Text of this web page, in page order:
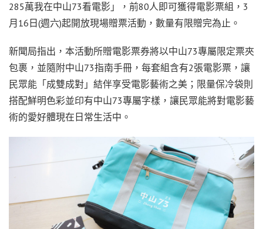
285萬我在中山73看電影」，前80人即可獲得電影票組，3
月16日(週六)起開放現場贈票活動，數量有限贈完為止。
新聞局指出，本活動所贈電影票券將以中山73專屬限定票夾
包裹，並隨附中山73指南手冊，每套組含有2張電影票，讓
民眾能「成雙成對」結伴享受電影藝術之美；限量保冷袋則
搭配鮮明色彩並印有中山73專屬字樣，讓民眾能將對電影藝
術的愛好體現在日常生活中。